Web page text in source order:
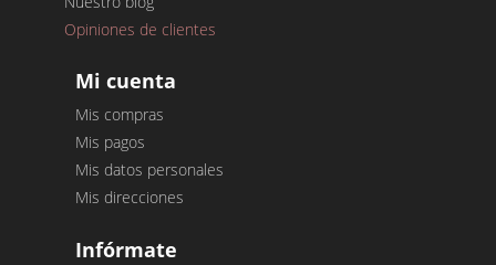
Opiniones de clientes
Mi cuenta
Mis compras
Mis pagos
Mis datos personales
Mis direcciones
Infórmate